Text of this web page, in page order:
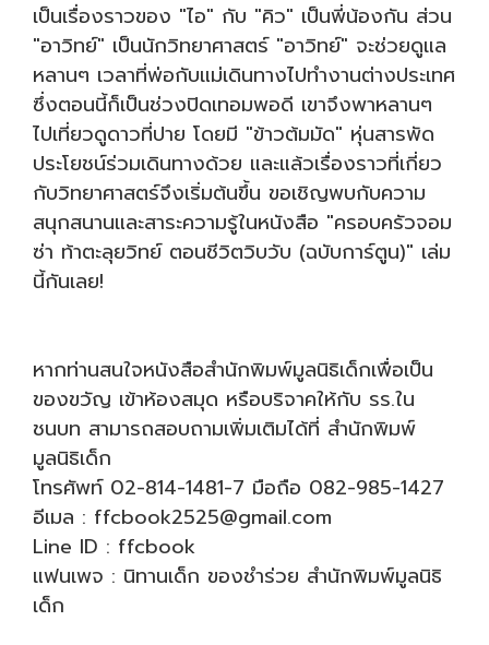
เป็นเรื่องราวของ "ไอ" กับ "คิว" เป็นพี่น้องกัน ส่วน
"อาวิทย์" เป็นนักวิทยาศาสตร์ "อาวิทย์" จะช่วยดูแล
หลานๆ เวลาที่พ่อกับแม่เดินทางไปทำงานต่างประเทศ
ซึ่งตอนนี้ก็เป็นช่วงปิดเทอมพอดี เขาจึงพาหลานๆ
ไปเที่ยวดูดาวที่ปาย โดยมี "ข้าวต้มมัด" หุ่นสารพัด
ประโยชน์ร่วมเดินทางด้วย และแล้วเรื่องราวที่เกี่ยว
กับวิทยาศาสตร์จึงเริ่มต้นขึ้น ขอเชิญพบกับความ
สนุกสนานและสาระความรู้ในหนังสือ "ครอบครัวจอม
ซ่า ท้าตะลุยวิทย์ ตอนชีวิตวิบวับ (ฉบับการ์ตูน)" เล่ม
นี้กันเลย!
หากท่านสนใจหนังสือสำนักพิมพ์มูลนิธิเด็กเพื่อเป็น
ของขวัญ เข้าห้องสมุด หรือบริจาคให้กับ รร.ใน
ชนบท สามารถสอบถามเพิ่มเติมได้ที่ สำนักพิมพ์
มูลนิธิเด็ก
โทรศัพท์ 02-814-1481-7 มือถือ 082-985-1427
อีเมล : ffcbook2525@gmail.com
Line ID : ffcbook
แฟนเพจ : นิทานเด็ก ของชำร่วย สำนักพิมพ์มูลนิธิ
เด็ก